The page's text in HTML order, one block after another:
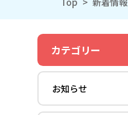
カテゴリー
お知らせ